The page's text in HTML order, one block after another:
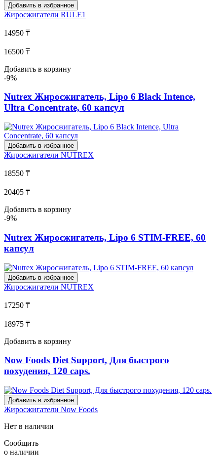
Добавить в избранное
Жиросжигатели RULE1
14950 ₸
16500 ₸
Добавить в корзину
-9%
Nutrex Жиросжигатель, Lipo 6 Black Intence,
Ultra Concentrate, 60 капсул
Добавить в избранное
Жиросжигатели NUTREX
18550 ₸
20405 ₸
Добавить в корзину
-9%
Nutrex Жиросжигатель, Lipo 6 STIM-FREE, 60
капсул
Добавить в избранное
Жиросжигатели NUTREX
17250 ₸
18975 ₸
Добавить в корзину
Now Foods Diet Support, Для быстрого
похудения, 120 caps.
Добавить в избранное
Жиросжигатели Now Foods
Нет в наличии
Сообщить
о наличии